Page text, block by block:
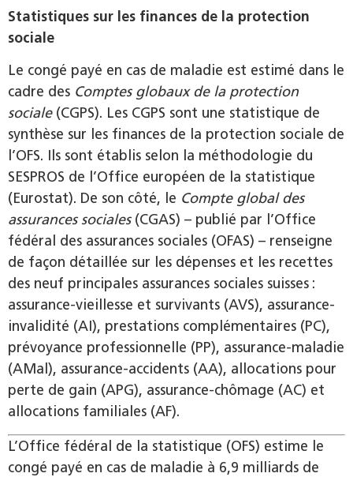
Statistiques sur les finances de la protection
sociale
Le congé payé en cas de maladie est estimé dans le
cadre des Comptes globaux de la protection
sociale (CGPS). Les CGPS sont une statistique de
synthèse sur les finances de la protection sociale de
l’OFS. Ils sont établis selon la méthodologie du
SESPROS de l’Office européen de la statistique
(Eurostat). De son côté, le Compte global des
assurances sociales (CGAS) – publié par l’Office
fédéral des assurances sociales (OFAS) – renseigne
de façon détaillée sur les dépenses et les recettes
des neuf principales assurances sociales suisses :
assurance-vieillesse et survivants (AVS), assurance-
invalidité (AI), prestations complémentaires (PC),
prévoyance professionnelle (PP), assurance-maladie
(AMal), assurance-­accidents (AA), allocations pour
perte de gain (APG), assurance-chômage (AC) et
allocations familiales (AF).
L’Office fédéral de la statistique (OFS) estime le
congé payé en cas de maladie à 6,9 milliards de